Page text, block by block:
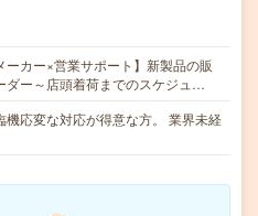
ーカー×営業サポート】新製品の販
ダー～店頭着荷までのスケジュ…
機応変な対応が得意な方。 業界未経